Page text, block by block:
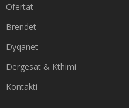
Ofertat
Brendet
Dyqanet
Dergesat & Kthimi
Kontakti